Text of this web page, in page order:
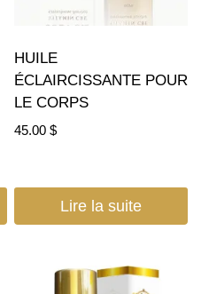
HUILE
ÉCLAIRCISSANTE POUR
LE CORPS
45.00 $
Lire la suite